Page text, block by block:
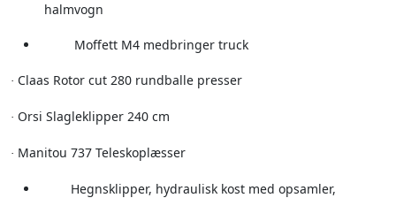
halmvogn
Moffett M4 medbringer truck
· Claas Rotor cut 280 rundballe presser
· Orsi Slagleklipper 240 cm
· Manitou 737 Teleskoplæsser
Hegnsklipper, hydraulisk kost med opsamler,